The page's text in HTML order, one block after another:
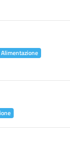
Alimentazione